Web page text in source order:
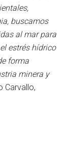
buscamos
al mar para
estrés hídrico
forma
minera y
Carvallo,